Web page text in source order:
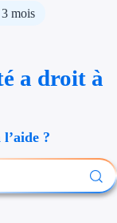
Aides RSE
Création
Cession
mois
a droit à
?